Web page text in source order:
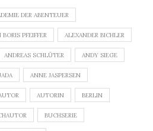
DER ABENTEUER
PFEIFFER ALEXANDER BICHLER
ANDREAS SCHLÜTER ANDY SIEGE
ANNE JASPERSEN
AUTORIN BERLIN
BUCHSERIE